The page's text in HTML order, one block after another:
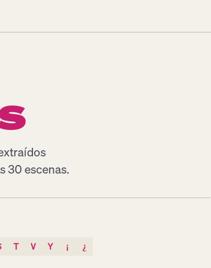
30 escenas.
T V Y ¡ ¿